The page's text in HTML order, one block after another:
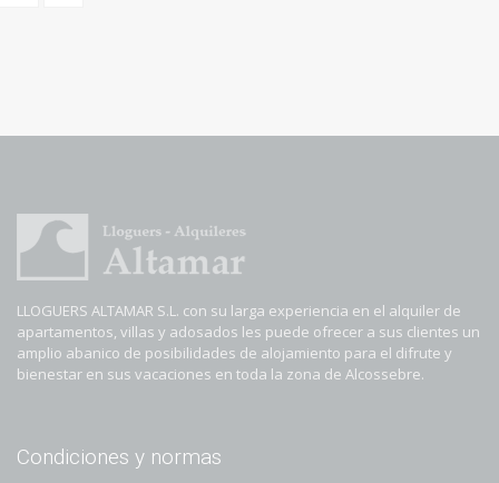
LLOGUERS ALTAMAR S.L. con su larga experiencia en el alquiler de
apartamentos, villas y adosados les puede ofrecer a sus clientes un
amplio abanico de posibilidades de alojamiento para el difrute y
bienestar en sus vacaciones en toda la zona de Alcossebre.
Condiciones y normas